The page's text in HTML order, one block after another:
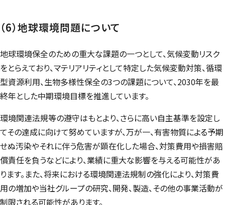
（6）地球環境問題について
地球環境保全のための重大な課題の一つとして、気候変動リスク
をとらえており、マテリアリティとして特定した気候変動対策、循環
型資源利用、生物多様性保全の3つの課題について、2030年を最
終年とした中期環境目標を推進しています。
環境関連法規等の遵守はもとより、さらに高い自主基準を設定し
てその達成に向けて努めていますが、万が一、有害物質による予期
せぬ汚染やそれに伴う危害が顕在化した場合、対策費用や損害賠
償責任を負うなどにより、業績に重大な影響を与える可能性があ
ります。また、将来における環境関連法規制の強化により、対策費
用の増加や当社グループの研究、開発、製造、その他の事業活動が
制限される可能性があります。